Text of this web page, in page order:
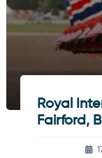
Royal
Fairford,